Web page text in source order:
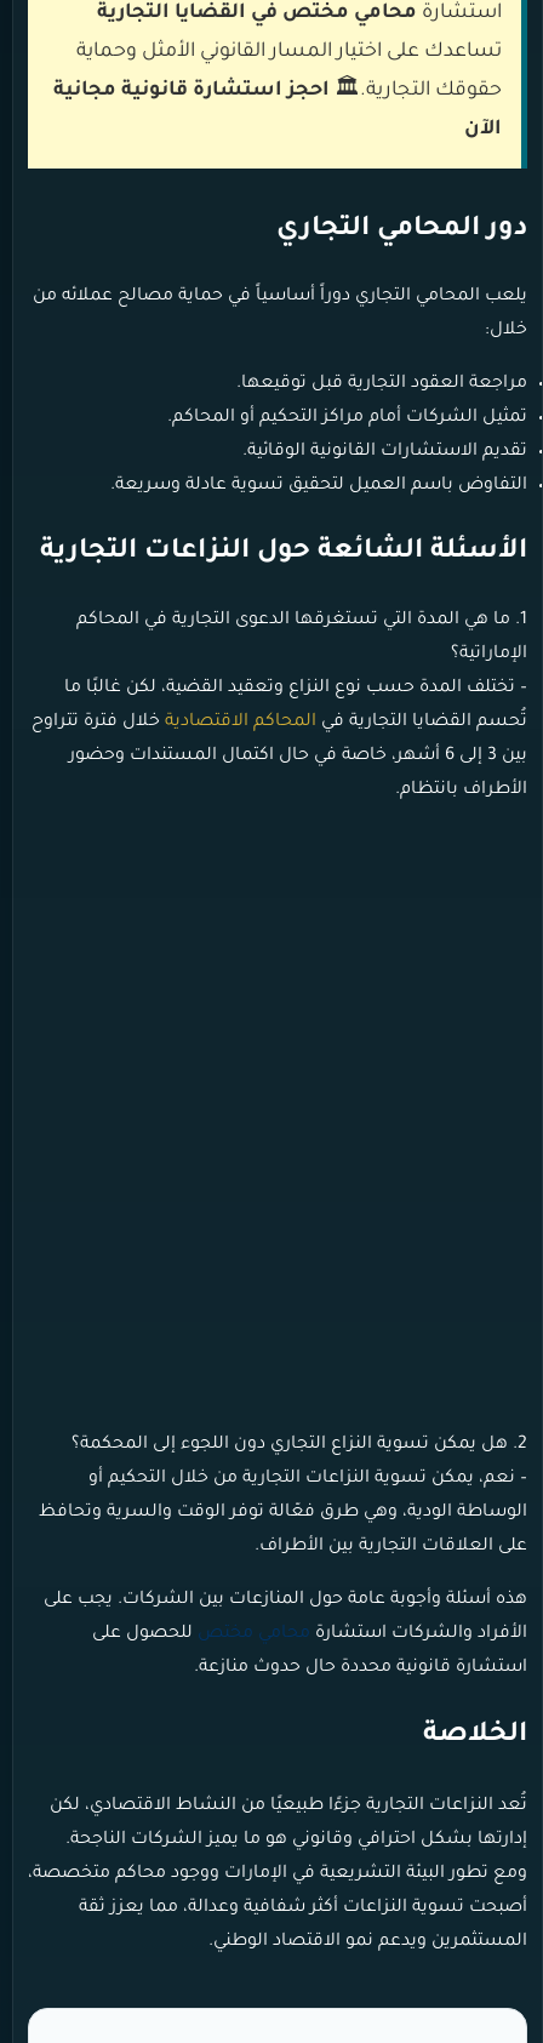
استشارة محامي مختص في القضايا التجارية
تساعدك على اختيار المسار القانوني الأمثل وحماية
حقوقك التجارية.🏛️ احجز استشارة قانونية مجانية
الآن
دور المحامي التجاري
يلعب المحامي التجاري دوراً أساسياً في حماية مصالح عملائه من
خلال:
مراجعة العقود التجارية قبل توقيعها.
تمثيل الشركات أمام مراكز التحكيم أو المحاكم.
تقديم الاستشارات القانونية الوقائية.
التفاوض باسم العميل لتحقيق تسوية عادلة وسريعة.
الأسئلة الشائعة حول النزاعات التجارية
1. ما هي المدة التي تستغرقها الدعوى التجارية في المحاكم
الإماراتية؟
– تختلف المدة حسب نوع النزاع وتعقيد القضية، لكن غالبًا ما
تُحسم القضايا التجارية في المحاكم الاقتصادية خلال فترة تتراوح
بين 3 إلى 6 أشهر، خاصة في حال اكتمال المستندات وحضور
الأطراف بانتظام.
2. هل يمكن تسوية النزاع التجاري دون اللجوء إلى المحكمة؟
– نعم، يمكن تسوية النزاعات التجارية من خلال التحكيم أو
الوساطة الودية، وهي طرق فعّالة توفر الوقت والسرية وتحافظ
على العلاقات التجارية بين الأطراف.
هذه أسئلة وأجوبة عامة حول المنازعات بين الشركات. يجب على
الأفراد والشركات استشارة محامي مختص للحصول على
استشارة قانونية محددة حال حدوث منازعة.
الخلاصة
تُعد النزاعات التجارية جزءًا طبيعيًا من النشاط الاقتصادي، لكن
إدارتها بشكل احترافي وقانوني هو ما يميز الشركات الناجحة.
ومع تطور البيئة التشريعية في الإمارات ووجود محاكم متخصصة،
أصبحت تسوية النزاعات أكثر شفافية وعدالة، مما يعزز ثقة
المستثمرين ويدعم نمو الاقتصاد الوطني.